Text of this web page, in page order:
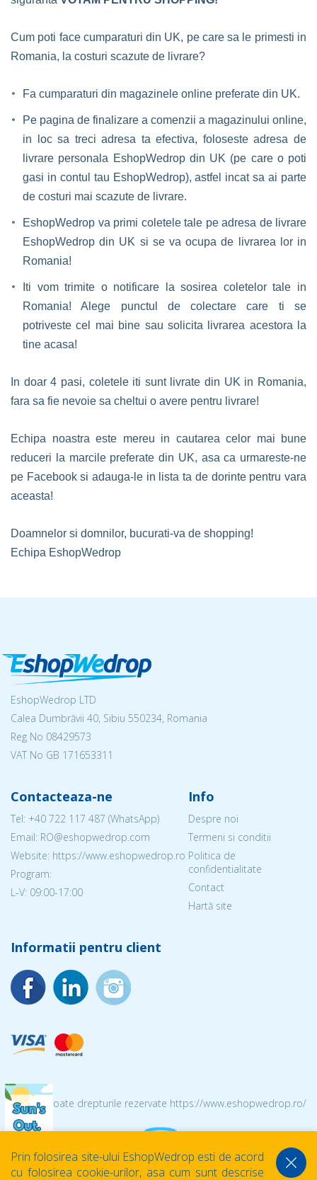
Cum poti face cumparaturi din UK, pe care sa le primesti in
Romania, la costuri scazute de livrare?
Fa cumparaturi din magazinele online preferate din UK.
Pe pagina de finalizare a comenzii a magazinului online,
in loc sa treci adresa ta efectiva, foloseste adresa de
livrare personala EshopWedrop din UK (pe care o poti
gasi in contul tau EshopWedrop), astfel incat sa ai parte
de costuri mai scazute de livrare.
EshopWedrop va primi coletele tale pe adresa de livrare
EshopWedrop din UK si se va ocupa de livrarea lor in
Romania!
Iti vom trimite o notificare la sosirea coletelor tale in
Romania! Alege punctul de colectare care ti se
potriveste cel mai bine sau solicita livrarea acestora la
tine acasa!
In doar 4 pasi, coletele iti sunt livrate din UK in Romania,
fara sa fie nevoie sa cheltui o avere pentru livrare!
Echipa noastra este mereu in cautarea celor mai bune
reduceri la marcile preferate din UK, asa ca urmareste-ne
pe Facebook si adauga-le in lista ta de dorinte pentru vara
aceasta!
Doamnelor si domnilor, bucurati-va de shopping!
Echipa EshopWedrop
EshopWedrop LTD
Calea Dumbrăvii 40, Sibiu 550234, Romania
Reg No 08429573
VAT No GB 171653311
Contacteaza-ne
Tel: +40 722 117 487 (WhatsApp)
Email: RO@eshopwedrop.com
Website: https://www.eshopwedrop.ro
Program:
L-V: 09:00-17:00
Info
Despre noi
Termeni si conditii
Politica de
confidentialitate
Contact
Hartă site
Informatii pentru client
© 2026 Toate drepturile rezervate https://www.eshopwedrop.ro/
Prin folosirea site-ului EshopWedrop esti de acord
cu folosirea cookie-urilor, asa cum sunt descrise